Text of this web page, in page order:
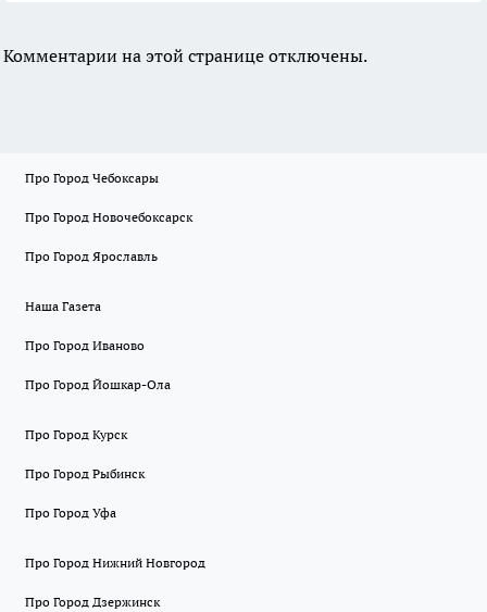
Комментарии на этой странице отключены.
Про Город Чебоксары
Про Город Новочебоксарск
Про Город Ярославль
Наша Газета
Про Город Иваново
Про Город Йошкар-Ола
Про Город Курск
Про Город Рыбинск
Про Город Уфа
Про Город Нижний Новгород
Про Город Дзержинск